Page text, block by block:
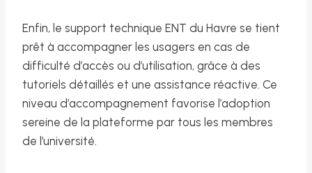
Enfin, le support technique ENT du Havre se tient
prêt à accompagner les usagers en cas de
difficulté d’accès ou d’utilisation, grâce à des
tutoriels détaillés et une assistance réactive. Ce
niveau d’accompagnement favorise l’adoption
sereine de la plateforme par tous les membres
de l’université.